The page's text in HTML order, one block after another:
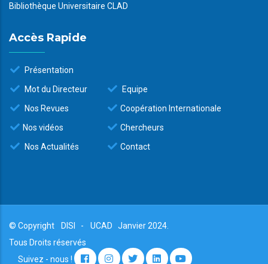
Bibliothèque Universitaire CLAD
Accès Rapide
Présentation
Mot du Directeur
Nos Revues
Nos vidéos
Nos Actualités
Equipe
Coopération Internationale
Chercheurs
Contact
© Copyright DISI - UCAD
Janvier 2024.
Tous Droits réservés
Suivez - nous !